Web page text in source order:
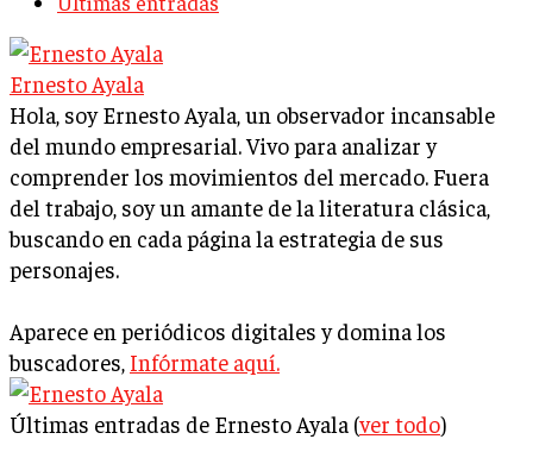
Ernesto Ayala
Hola, soy Ernesto Ayala, un observador incansable
del mundo empresarial. Vivo para analizar y
comprender los movimientos del mercado. Fuera
del trabajo, soy un amante de la literatura clásica,
buscando en cada página la estrategia de sus
personajes.
Aparece en periódicos digitales y domina los
buscadores, Infórmate aquí.
Últimas entradas de Ernesto Ayala (ver todo)